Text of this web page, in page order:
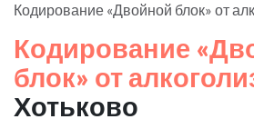
Кодирование «Двойной блок» от
Кодирование
блок» от
Хотьково